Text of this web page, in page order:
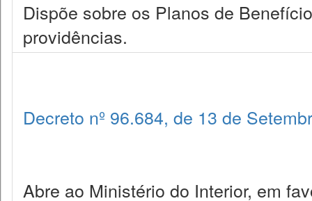
Dispõe sobre os Planos de
providências.
Decreto nº 96.684, de 13 de
Abre ao Ministério do Interior, em